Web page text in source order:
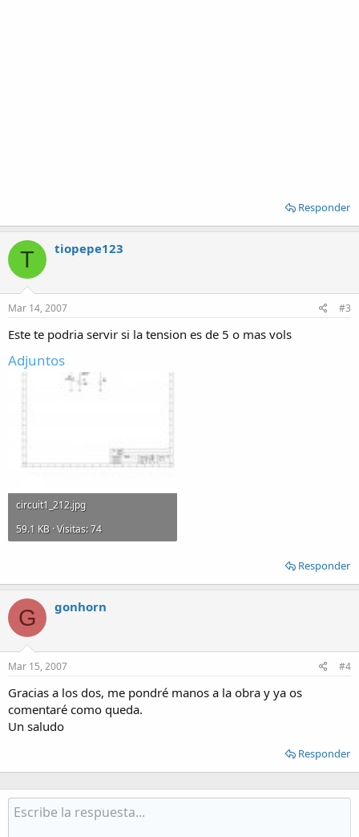
Responder
T tiopepe123
Mar 14, 2007 #3
Este te podria servir si la tension es de 5 o mas vols
Adjuntos
circuit1_212.jpg
59.1 KB · Visitas: 74
Responder
G gonhorn
Mar 15, 2007 #4
Gracias a los dos, me pondré manos a la obra y ya os
comentaré como queda.
Un saludo
Responder